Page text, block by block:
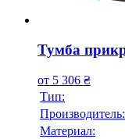
Тумба
от 5 306 ₴
Тип:
Производитель:
Материал: